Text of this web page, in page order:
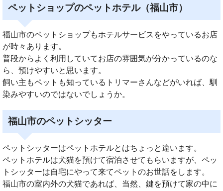
ペットショップのペットホテル（福山市）
福山市のペットショップもホテルサービスをやっているお店
が時々あります。
普段からよく利用していてお店の雰囲気が分かっているのな
ら、預けやすいと思います。
飼い主もペットも知っているトリマーさんなどがいれば、馴
染みやすいのではないでしょうか。
福山市のペットシッター
ペットシッターはペットホテルとはちょっと違います。
ペットホテルは犬猫を預けて宿泊させてもらいますが、ペッ
トシッターは自宅にやって来てペットのお世話をします。
福山市の室内外の犬猫であれば、当然、鍵を預けて家の中に